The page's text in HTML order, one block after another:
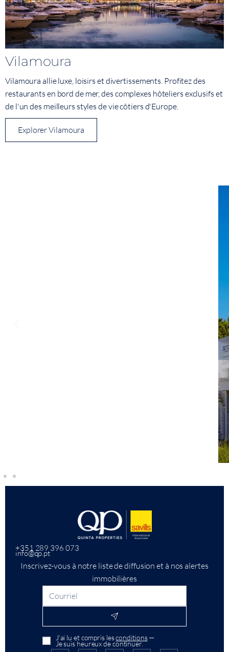
Vilamoura
Vilamoura allie luxe, loisirs et divertissements. Profitez des
restaurants en bord de mer, des complexes hôteliers exclusifs et
de l'un des meilleurs styles de vie côtiers d'Europe.
Explorer Vilamoura
+351 289 396 073
info@qp.pt
Inscrivez-vous à notre liste de diffusion et à nos alertes
immobilières
J'ai lu et compris lesconditions—
Je suis heureux de continuer.